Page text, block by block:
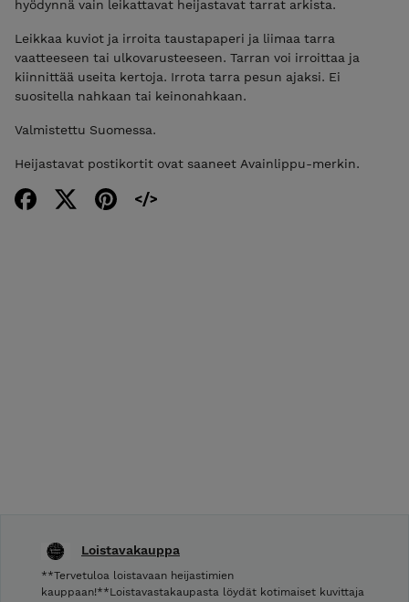
hyödynnä vain leikattavat heijastavat tarrat arkista.
Leikkaa kuviot ja irroita taustapaperi ja liimaa tarra
vaatteeseen tai ulkovarusteeseen. Tarran voi irroittaa ja
kiinnittää useita kertoja. Irrota tarra pesun ajaksi. Ei
suositella nahkaan tai keinonahkaan.
Valmistettu Suomessa.
Heijastavat postikortit ovat saaneet Avainlippu-merkin.
Loistavakauppa
**Tervetuloa loistavaan heijastimien
kauppaan!**Loistavastakaupasta löydät kotimaiset kuvittaja